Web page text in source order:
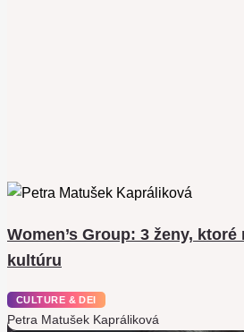
Women’s Group: 3 ženy,
kultúru
CULTURE & DEI
Petra Matušek Kapráliková